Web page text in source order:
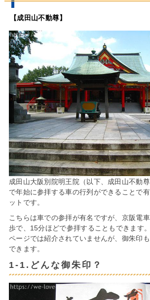
【成田山不動尊】
成田山大阪別院明王院（以下、成田山不動
で年始に参拝する車の行列ができることで
ットです。
こちらは車での参拝が有名ですが、京阪電
歩で、15分ほどで参拝することもできます
ページでは紹介されていませんが、御朱印
できます。
1-1.どんな御朱印？